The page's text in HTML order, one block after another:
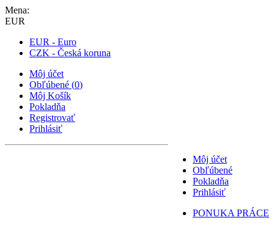
Mena:
EUR
EUR - Euro
CZK - Česká koruna
Môj účet
Obľúbené (0)
Môj Košík
Pokladňa
Registrovať
Prihlásiť
Môj účet
Obľúbené
Pokladňa
Prihlásiť
PONUKA PRÁCE